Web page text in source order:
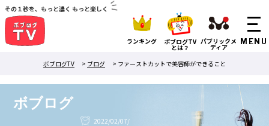
その１秒を、もっと濃く もっと楽しく
ランキング ボブログTV
とは？
パブリックメ
ディア
ボブログTV
> ブログ > ファーストカットで美容師ができること
ボブログ
2022/02/07/